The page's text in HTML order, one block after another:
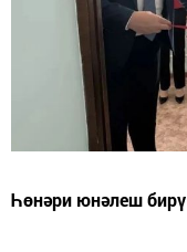
Һөнәри юнәлеш бирү